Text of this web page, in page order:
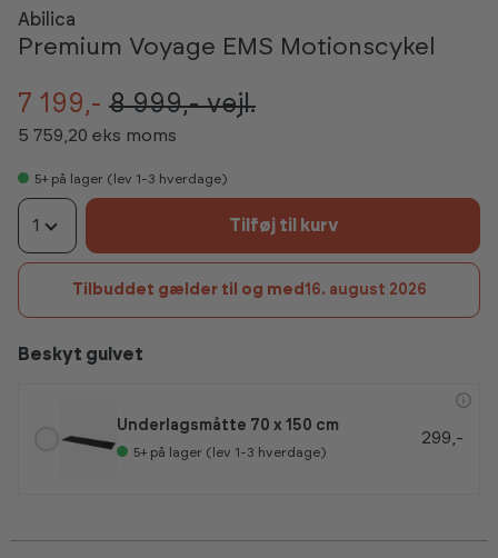
Abilica
Premium Voyage EMS Motionscykel
7 199,- 8 999,-vejl.
5 759,20 eks moms
5+ på lager (lev 1-3 hverdage)
1 Tilføj til kurv
Tilbuddet gælder til og med 16. august 2026
Beskyt gulvet
Underlagsmåtte 70 x 150 cm
5+ på lager (lev 1-3 hverdage)
299,-